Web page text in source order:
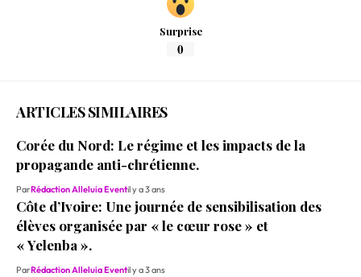
Surprise
0
ARTICLES SIMILAIRES
Corée du Nord: Le régime et les impacts de la
propagande anti-chrétienne.
ParRédaction Alleluia Eventil y a 3 ans
Côte d’Ivoire: Une journée de sensibilisation des
élèves organisée par « le cœur rose » et
« Yelenba ».
ParRédaction Alleluia Eventil y a 3 ans